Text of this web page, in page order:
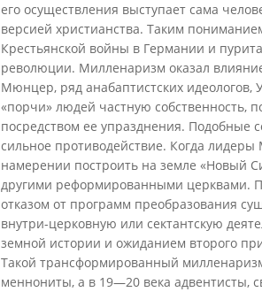
его осуществления выступает сама
версией христианства. Таким
Крестьянской войны в Германии и
революции. Милленаризм оказал
Мюнцер, ряд анабаптистских
«порчи» людей частную собственность,
посредством ее упразднения. Подобные
сильное противодействие. Когда
намерении построить на земле «Новый
другими реформированными церквами.
отказом от программ преобразования
внутри-церковную или сектантскую
земной истории и ожиданием второго
Такой трансформированный
меннониты, а в 19—20 века адвентисты,